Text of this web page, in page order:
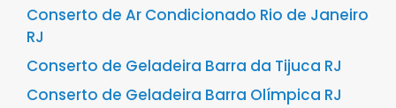
Conserto de Ar Condicionado Rio de Janeiro
RJ
Conserto de Geladeira Barra da Tijuca RJ
Conserto de Geladeira Barra Olímpica RJ